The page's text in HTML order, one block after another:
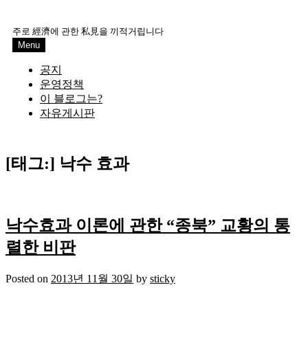
content
주로 經濟에 관한 私見을 끼적거립니다
Menu
공지
운영정책
이 블로그는?
자유게시판
[태그:] 낙수 효과
낙수효과 이론에 관한 “종북” 교황의 통
렬한 비판
Posted on 2013년 11월 30일 by sticky